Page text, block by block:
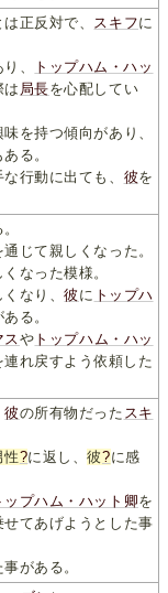
は正反対で、 スキフに
、
トップハム・ハッ
は 局長を心配してい
を持つ傾向があり、
る。
行動に出ても、 彼を
通じて親しくなった。
なった模様。
くなり、彼 に トップハ
る。
ス や トップハム・ハッ
連れ戻すよう依頼した
彼の所有物だった スキ
性?に返し、彼?に感
ップハム・ハット卿を
せてあげようとした事
がある。